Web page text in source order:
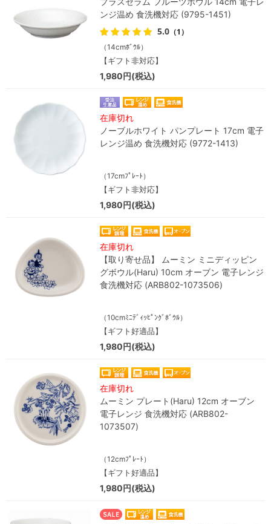
ンジ温め 食洗機対応 (9795-1451)
5.0 （1）
（14cmﾎﾞｳﾙ）
【ギフト非対応】
1,980円(税込)
在庫切れ
ノーブルホワイト パンプレート 17cm 電子
レンジ温め 食洗機対応 (9772-1413)
（17cmﾌﾟﾚｰﾄ）
【ギフト非対応】
1,980円(税込)
在庫切れ
【取り寄せ品】 ムーミン ミニディッピン
グボウル(Haru) 10cm オーブン 電子レンジ
食洗機対応 (ARB802-1073506)
（10cmﾐﾆﾃﾞｨｯﾋﾟﾝｸﾞﾎﾞｳﾙ）
【ギフト好適品】
1,980円(税込)
在庫切れ
ムーミン プレート(Haru) 12cm オーブン
電子レンジ 食洗機対応 (ARB802-
1073507)
（12cmﾌﾟﾚｰﾄ）
【ギフト好適品】
1,980円(税込)